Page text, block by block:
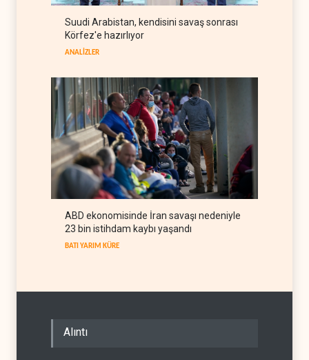
planını başarısızlığa uğrattık
Suudi Arabistan, kendisini savaş sonrası
Körfez'e hazırlıyor
ANALİZLER
ABD ekonomisinde İran savaşı nedeniyle
23 bin istihdam kaybı yaşandı
BATI YARIM KÜRE
Alıntı